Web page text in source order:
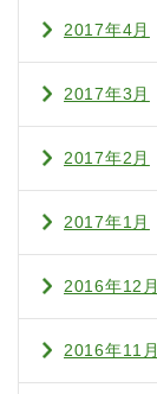
2017年4月
2017年3月
2017年2月
2017年1月
2016年12月
2016年11月